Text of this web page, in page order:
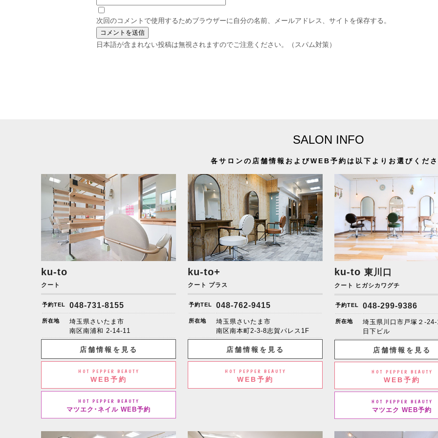
次回のコメントで使用するためブラウザーに自分の名前、メールアドレス、サイトを保存する。
日本語が含まれない投稿は無視されますのでご注意ください。（スパム対策）
SALON INFO
各サロンの店舗情報およびWEB予約は以下よりお選びくだ
ku-to
クート
予約TEL 048-731-8155
所在地
埼玉県さいたま市
南区南浦和 2-14-11
店舗情報を見る
HOT PEPPER BEAUTY
WEB予約
HOT PEPPER BEAUTY
マツエク･ネイル WEB予約
ku-to+
クート プラス
予約TEL 048-762-9415
所在地
埼玉県さいたま市
南区南本町2-3-8志賀パレス1F
店舗情報を見る
HOT PEPPER BEAUTY
WEB予約
ku-to 東川口
クート ヒガシカワグチ
予約TEL 048-299-9386
所在地
埼玉県川口市戸塚２-
日下ビル
店舗情報を見る
HOT PEPPER BEAUTY
WEB予約
HOT PEPPER BEAUTY
マツエク WEB予約